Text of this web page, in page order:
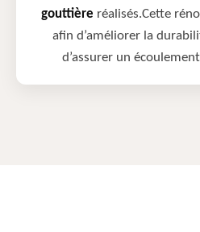
gouttière réalisés.Cette
afin d’améliorer la
d’assurer un